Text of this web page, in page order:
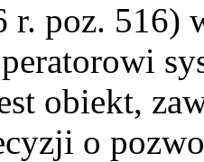
r. poz. 516)
obiekt,
o